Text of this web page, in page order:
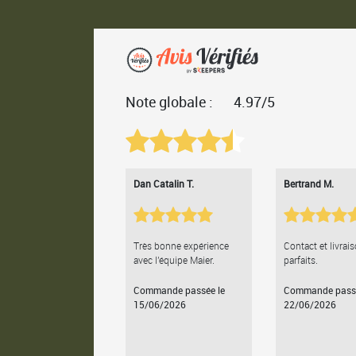
Note globale : 4.97/5
Dan Catalin T.
Très bonne expérience
avec l'équipe Maier.
Commande passée le
15/06/2026
Bertrand M.
Contact et
parfaits.
Commande
22/06/2026